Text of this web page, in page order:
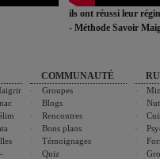
ils ont réussi leur
- Méthode Savoir
COMMUNAUTÉ
Groupes
Blogs
Rencontres
Bons plans
Témoignages
Quiz